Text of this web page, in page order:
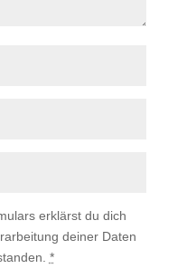
erklärst du dich
deiner Daten
*